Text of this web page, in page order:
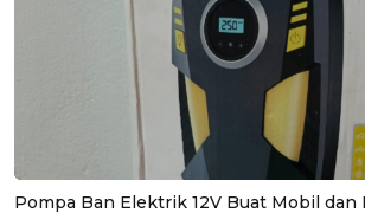
Pompa Ban Elektrik 12V Buat Mobil dan